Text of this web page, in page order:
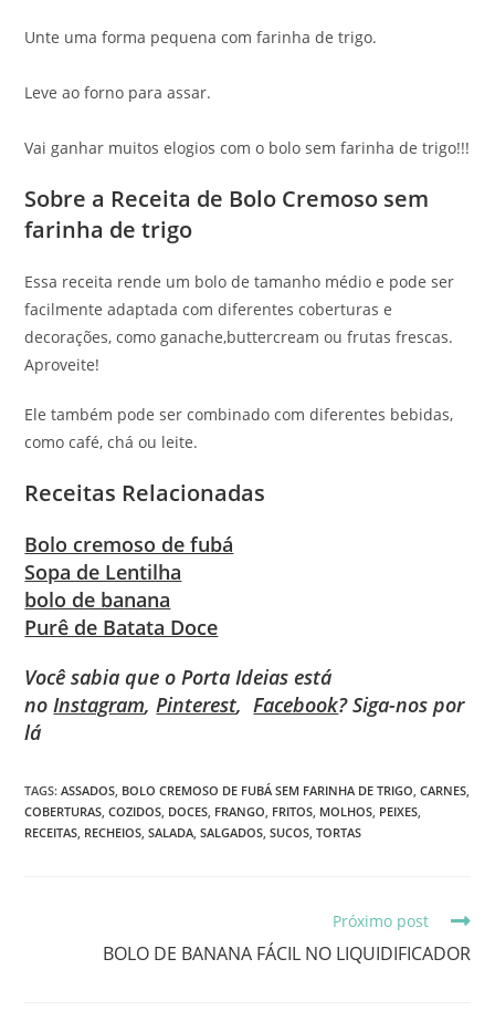
Unte uma forma pequena com farinha de trigo.
Leve ao forno para assar.
Vai ganhar muitos elogios com o bolo sem farinha de trigo!!!
Sobre a Receita de Bolo Cremoso sem
farinha de trigo
Essa receita rende um bolo de tamanho médio e pode ser
facilmente adaptada com diferentes coberturas e
decorações, como ganache,buttercream ou frutas frescas.
Aproveite!
Ele também pode ser combinado com diferentes bebidas,
como café, chá ou leite.
Receitas Relacionadas
Bolo cremoso de fubá
Sopa de Lentilha
bolo de banana
Purê de Batata Doce
Você sabia que o Porta Ideias está
noInstagram,Pinterest,Facebook? Siga-nos por
lá
TAGS:ASSADOS, BOLO CREMOSO DE FUBÁ SEM FARINHA DE TRIGO, CARNES,
COBERTURAS, COZIDOS, DOCES, FRANGO, FRITOS, MOLHOS, PEIXES,
RECEITAS, RECHEIOS, SALADA, SALGADOS, SUCOS, TORTAS
Próximo post
BOLO DE BANANA FÁCIL NO LIQUIDIFICADOR